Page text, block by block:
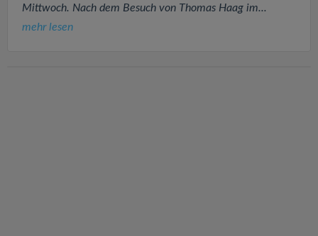
Mittwoch. Nach dem Besuch von Thomas Haag im...
mehr lesen